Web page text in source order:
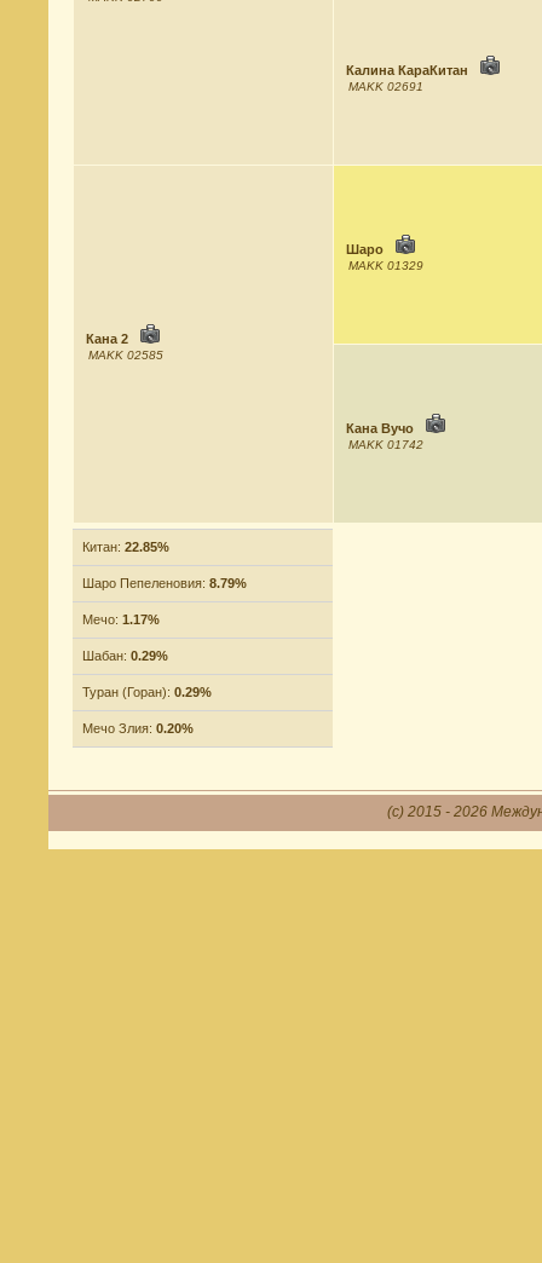
Калина КараКитан
MAKK 02691
Кана 2
MAKK 02585
Шаро
MAKK 01329
Кана Вучо
MAKK 01742
Китан: 22.85%
Шаро Пепеленовия: 8.79%
Мечо: 1.17%
Шабан: 0.29%
Туран (Горан): 0.29%
Мечо Злия: 0.20%
(c) 2015 - 2026